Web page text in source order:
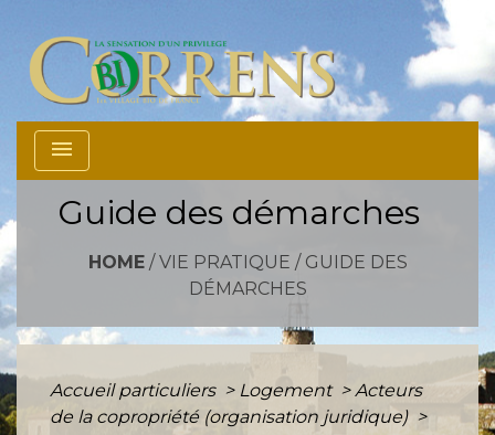
menu
Guide des démarches
HOME/ VIE PRATIQUE / GUIDE DES
DÉMARCHES
Accueil particuliers > Logement > Acteurs
de la copropriété (organisation juridique) >